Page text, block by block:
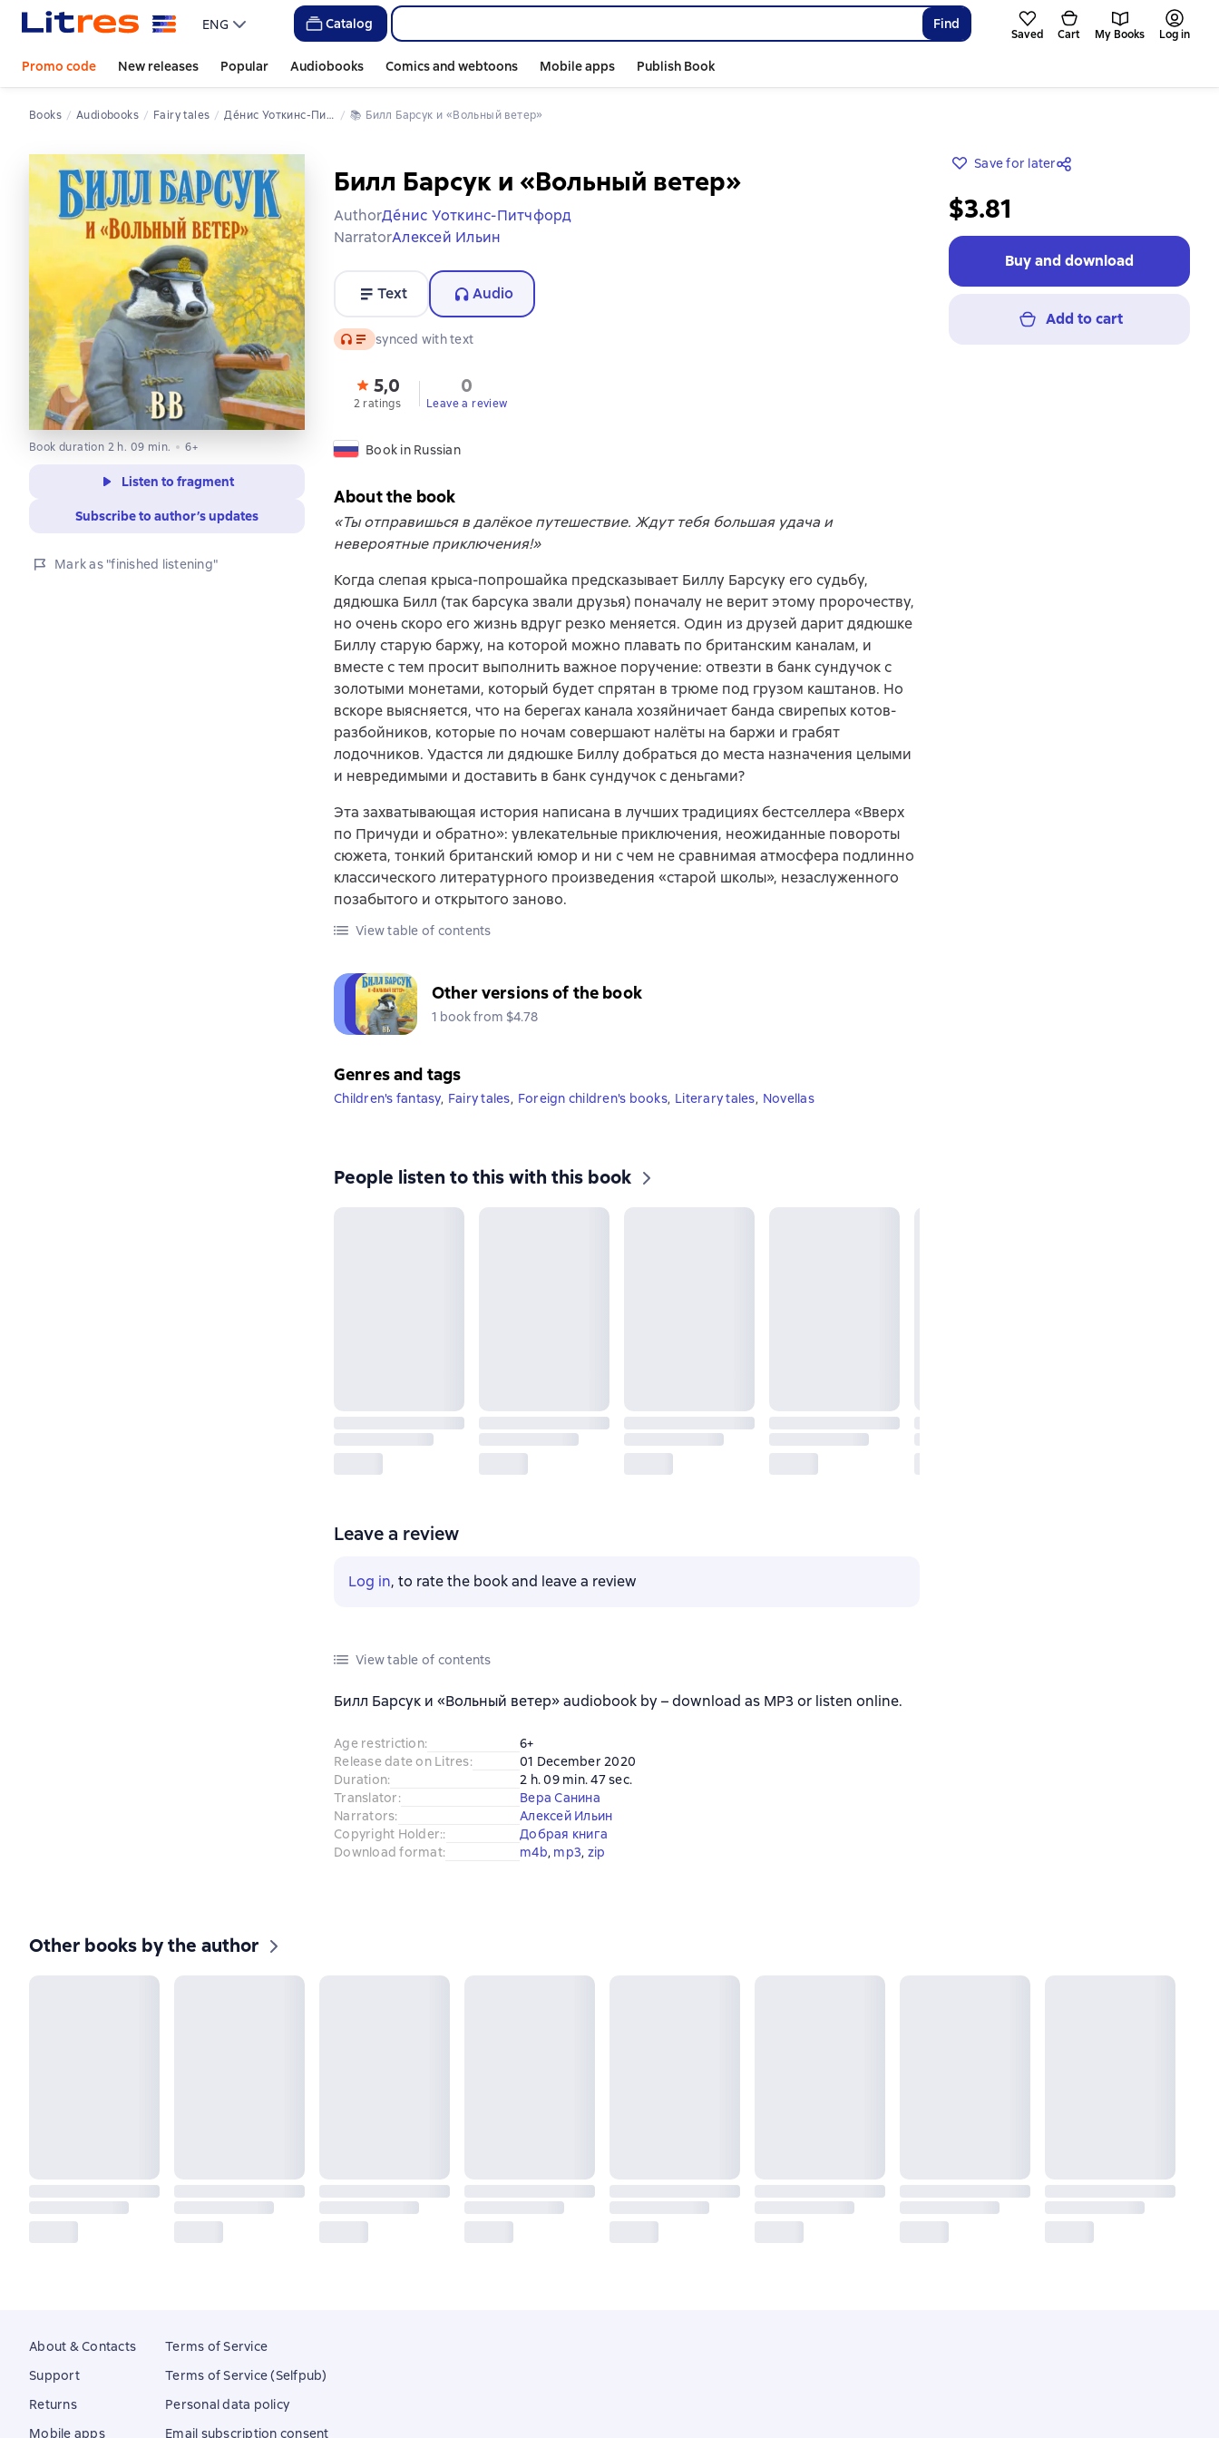
ENG Catalog Find
Saved Cart My Books Log in
Promo code New releases Popular Audiobooks Comics and webtoons Mobile apps Publish Book
Books Audiobooks Fairy tales Дéнис Уоткинс-Питчфорд 📚 Билл Барсук и «Вольный ветер»
Book duration 2 h. 09 min. 6+
Listen to fragment
Subscribe to author’s updates
Mark as "finished listening"
Билл Барсук и «Вольный ветер»
AuthorДéнис Уоткинс-Питчфорд
NarratorАлексей Ильин
Text Audio
Audio synced with text
5,0
2 ratings
0
Leave a review
Book in Russian
Save for later
$3.81
Buy and download
Add to cart
About the book
«Ты отправишься в далёкое путешествие. Ждут тебя большая удача и
невероятные приключения!»
Когда слепая крыса-попрошайка предсказывает Биллу Барсуку его судьбу,
дядюшка Билл (так барсука звали друзья) поначалу не верит этому пророчеству,
но очень скоро его жизнь вдруг резко меняется. Один из друзей дарит дядюшке
Биллу старую баржу, на которой можно плавать по британским каналам, и
вместе с тем просит выполнить важное поручение: отвезти в банк сундучок с
золотыми монетами, который будет спрятан в трюме под грузом каштанов. Но
вскоре выясняется, что на берегах канала хозяйничает банда свирепых котов-
разбойников, которые по ночам совершают налёты на баржи и грабят
лодочников. Удастся ли дядюшке Биллу добраться до места назначения целыми
и невредимыми и доставить в банк сундучок с деньгами?
Эта захватывающая история написана в лучших традициях бестселлера «Вверх
по Причуди и обратно»: увлекательные приключения, неожиданные повороты
сюжета, тонкий британский юмор и ни с чем не сравнимая атмосфера подлинно
классического литературного произведения «старой школы», незаслуженного
позабытого и открытого заново.
View table of contents
Other versions of the book
1 book from $4.78
Genres and tags
Children's fantasy, Fairy tales, Foreign children's books, Literary tales, Novellas
People listen to this with this book
Leave a review
Log in, to rate the book and leave a review
View table of contents
Билл Барсук и «Вольный ветер» audiobook by – download as MP3 or listen online.
Age restriction:
6+
Release date on Litres:
01 December 2020
Duration:
2 h. 09 min. 47 sec.
Translator:
Вера Санина
Narrators:
Алексей Ильин
Copyright Holder::
Добрая книга
Download format: m4b, mp3, zip
Other books by the author
About & Contacts
Support
Returns
Mobile apps
Terms of Service
Terms of Service (Selfpub)
Personal data policy
Email subscription consent